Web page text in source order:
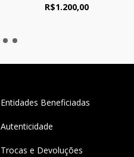
R$1.200,00
Entidades Beneficiadas
Autenticidade
Trocas e Devoluções